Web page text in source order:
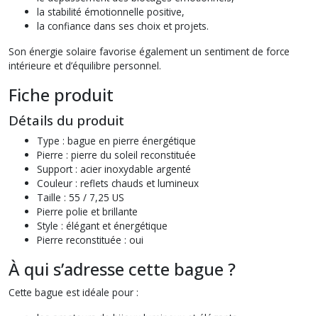
la stabilité émotionnelle positive,
la confiance dans ses choix et projets.
Son énergie solaire favorise également un sentiment de force
intérieure et d’équilibre personnel.
Fiche produit
Détails du produit
Type : bague en pierre énergétique
Pierre : pierre du soleil reconstituée
Support : acier inoxydable argenté
Couleur : reflets chauds et lumineux
Taille : 55 / 7,25 US
Pierre polie et brillante
Style : élégant et énergétique
Pierre reconstituée : oui
À qui s’adresse cette bague ?
Cette bague est idéale pour :